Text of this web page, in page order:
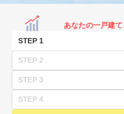
あなたの一戸建
STEP 1
STEP 2
STEP 3
STEP 4